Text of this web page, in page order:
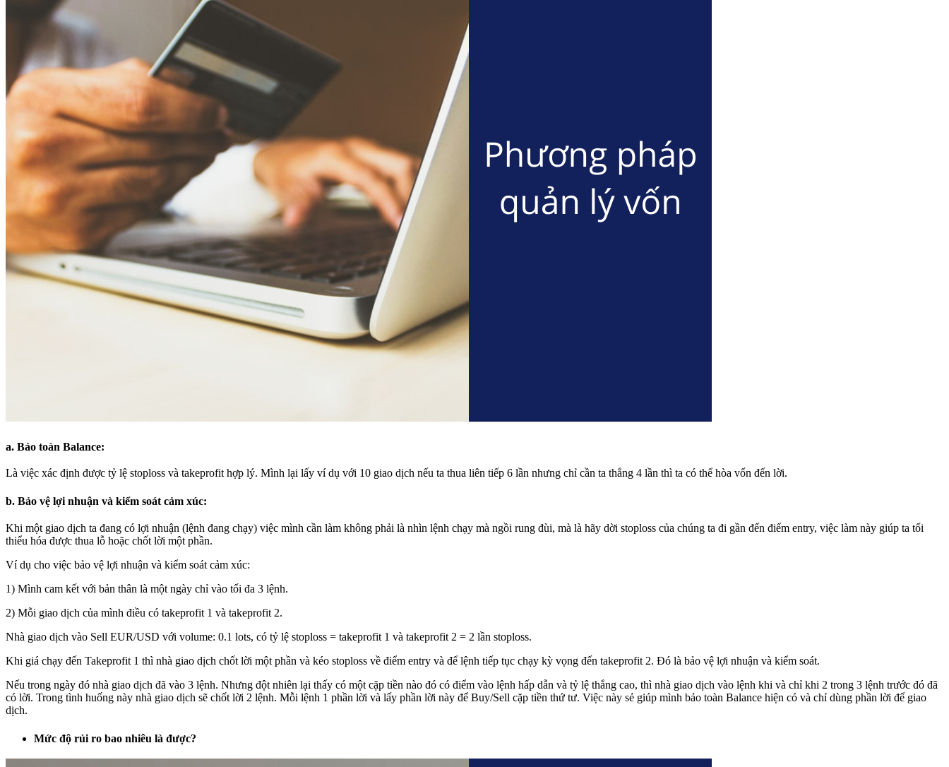
a. Bảo toàn Balance:
Là việc xác định được tỷ lệ stoploss và takeprofit hợp lý. Mình lại lấy ví dụ với 10 giao dịch nếu ta thua liên tiếp 6 lần nhưng chỉ cần ta thắng 4 lần thì ta có thể hòa vốn đến lời.
b. Bảo vệ lợi nhuận và kiểm soát cảm xúc:
Khi một giao dịch ta đang có lợi nhuận (lệnh đang chạy) việc mình cần làm không phải là nhìn lệnh chạy mà ngồi rung đùi, mà là hãy dời stoploss của chúng ta đi gần đến điểm entry, việc làm này giúp ta tối
thiểu hóa được thua lỗ hoặc chốt lời một phần.
Ví dụ cho việc bảo vệ lợi nhuận và kiểm soát cảm xúc:
1) Mình cam kết với bản thân là một ngày chỉ vào tối đa 3 lệnh.
2) Mỗi giao dịch của mình điều có takeprofit 1 và takeprofit 2.
Nhà giao dịch vào Sell EUR/USD với volume: 0.1 lots, có tỷ lệ stoploss = takeprofit 1 và takeprofit 2 = 2 lần stoploss.
Khi giá chạy đến Takeprofit 1 thì nhà giao dịch chốt lời một phần và kéo stoploss về điểm entry và để lệnh tiếp tục chạy kỳ vọng đến takeprofit 2. Đó là bảo vệ lợi nhuận và kiểm soát.
Nếu trong ngày đó nhà giao dịch đã vào 3 lệnh. Nhưng đột nhiên lại thấy có một cặp tiền nào đó có điểm vào lệnh hấp dẫn và tỷ lệ thắng cao, thì nhà giao dịch vào lệnh khi và chỉ khi 2 trong 3 lệnh trước đó đã
có lời. Trong tình huống này nhà giao dịch sẽ chốt lời 2 lệnh. Mỗi lệnh 1 phần lời và lấy phần lời này để Buy/Sell cặp tiền thứ tư. Việc này sẻ giúp mình bảo toàn Balance hiện có và chỉ dùng phần lời để giao
dịch.
Mức độ rủi ro bao nhiêu là được?